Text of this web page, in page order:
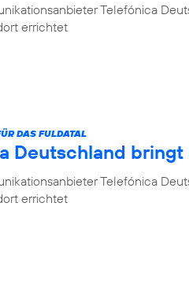
Telefónica
errichtet
DAS FULDATAL
Deutschland bringt
Telefónica
errichtet